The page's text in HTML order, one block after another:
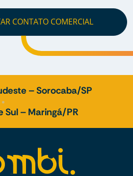
CONTATO COMERCIAL
– Sorocaba/SP
Sul – Maringá/PR